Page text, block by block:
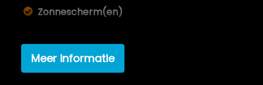
Zonnescherm(en)
Exterieur
Buitensp.elektr.verstel -
verwarmb.+inklapbaar
Meer informatie